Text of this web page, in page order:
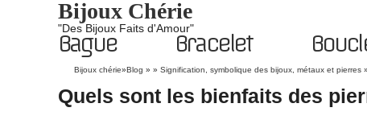
Bijoux Chérie
"Des Bijoux Faits d'Amour"
Bague Bracelet
Bijoux chérie»Blog » » Signification, symbolique des bijoux, métaux et pierres »
Quels sont les bienfaits des